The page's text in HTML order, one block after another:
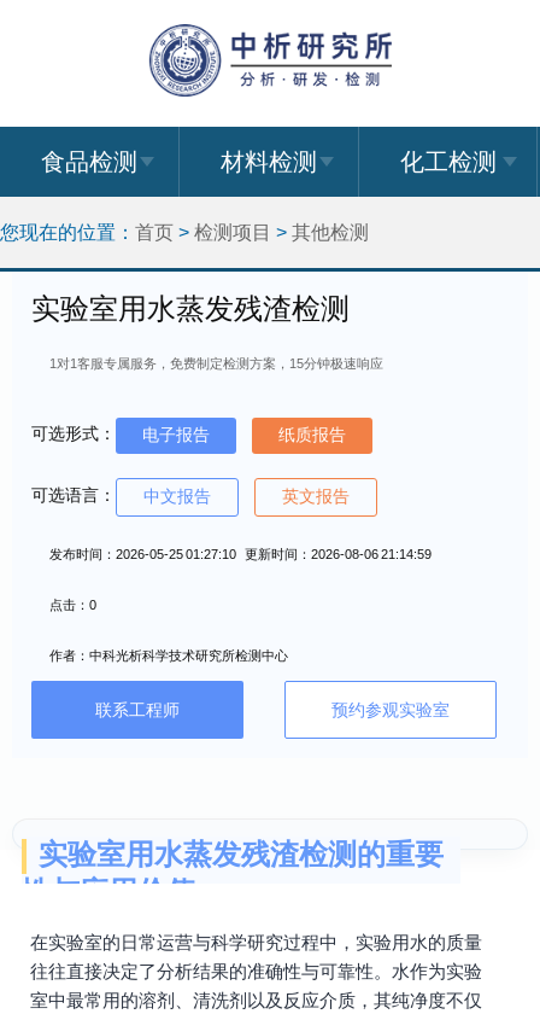
食品检测 材料检测 化工检测
您现在的位置： 首页 > 检测项目 > 其他检测
实验室用水蒸发残渣检测
1对1客服专属服务，免费制定检测方案，15分钟极速响应
可选形式： 电子报告 纸质报告
可选语言： 中文报告 英文报告
发布时间：2026-05-25 01:27:10 更新时间：2026-08-06 21:14:59
点击：0
作者：中科光析科学技术研究所检测中心
联系工程师 预约参观实验室
实验室用水蒸发残渣检测的重要
性与应用价值
在实验室的日常运营与科学研究过程中，实验用水的质量
往往直接决定了分析结果的准确性与可靠性。水作为实验
室中最常用的溶剂、清洗剂以及反应介质，其纯净度不仅